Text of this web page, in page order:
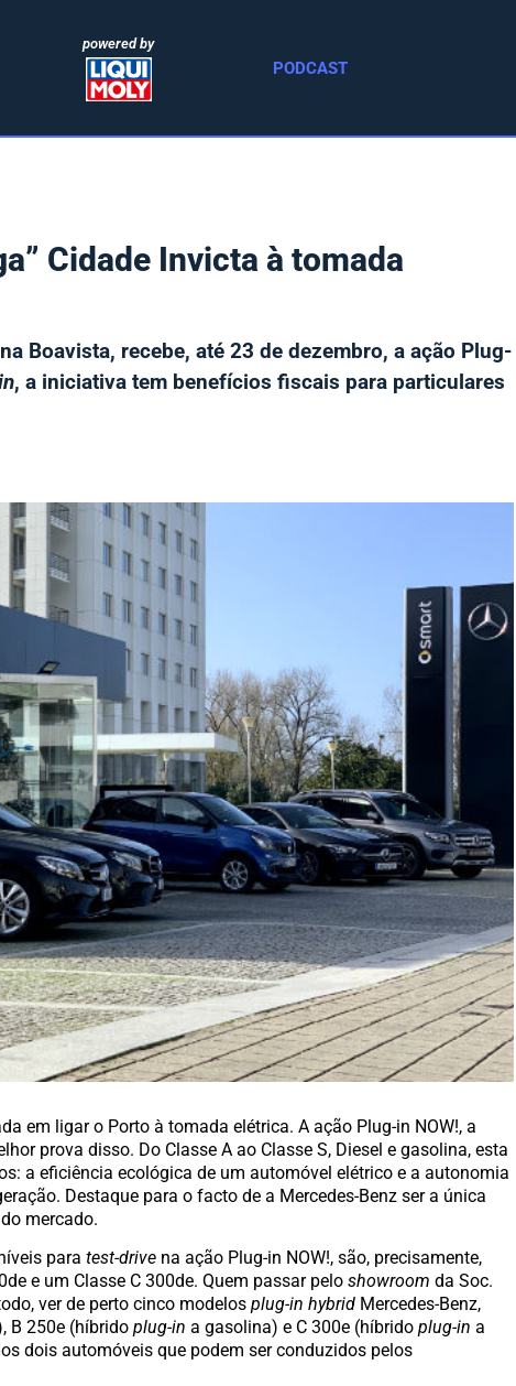
powered by
PODCAST
Cidade Invicta à tomada
Boavista, recebe, até 23 de dezembro, a ação Plug-
, a iniciativa tem benefícios fiscais para particulares
em ligar o Porto à tomada elétrica. A ação Plug-in NOW!, a
prova disso. Do Classe A ao Classe S, Diesel e gasolina, esta
a eficiência ecológica de um automóvel elétrico e a autonomia
Destaque para o facto de a Mercedes-Benz ser a única
mercado.
paratest-drive na ação Plug-in NOW!, são, precisamente,
e um Classe C 300de. Quem passar peloshowroom da Soc.
ver de perto cinco modelosplug-in hybrid Mercedes-Benz,
B 250e (híbridoplug-in a gasolina) e C 300e (híbridoplug-in a
dois automóveis que podem ser conduzidos pelos